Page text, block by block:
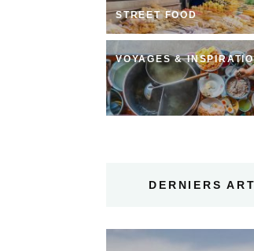
STREET FOOD
VOYAGES &
DERNIERS